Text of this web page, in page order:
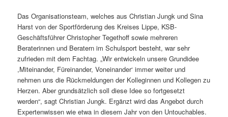
Das Organisationsteam, welches aus Christian Jungk und Sina
Harst von der Sportförderung des Kreises Lippe, KSB-
Geschäftsführer Christopher Tegethoff sowie mehreren
Beraterinnen und Beratern im Schulsport besteht, war sehr
zufrieden mit dem Fachtag. „Wir entwickeln unsere Grundidee
,Miteinander, Füreinander, Voneinander‘ immer weiter und
nehmen uns die Rückmeldungen der Kolleginnen und Kollegen zu
Herzen. Aber grundsätzlich soll diese Idee so fortgesetzt
werden“, sagt Christian Jungk. Ergänzt wird das Angebot durch
Expertenwissen wie etwa in diesem Jahr von den Untouchables.